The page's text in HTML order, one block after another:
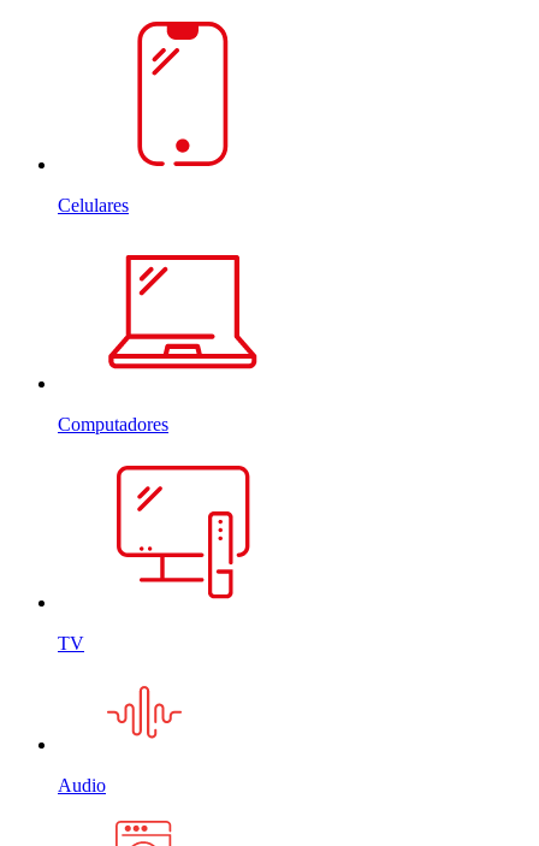
Celulares
Computadores
TV
Audio